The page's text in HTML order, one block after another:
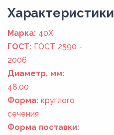
Xарактеристики
Марка: 40Х
ГОСТ: ГОСТ 2590 -
2006
Диаметр, мм:
48,00
Форма: круглого
сечения
Форма поставки: